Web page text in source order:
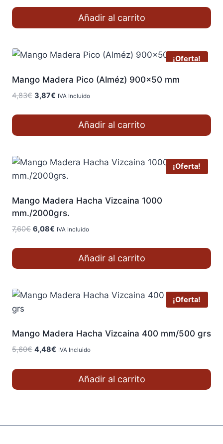
Añadir al carrito
¡Oferta!
Mango Madera Pico (Alméz) 900×50 mm
4,83€ El
3,87€ El
IVA Incluido
Añadir al carrito
¡Oferta!
Mango Madera Hacha Vizcaina 1000
mm./2000grs.
7,60€ El
6,08€ El
IVA Incluido
Añadir al carrito
¡Oferta!
Mango Madera Hacha Vizcaina 400 mm/500 grs
5,60€ El
4,48€ El
IVA Incluido
Añadir al carrito